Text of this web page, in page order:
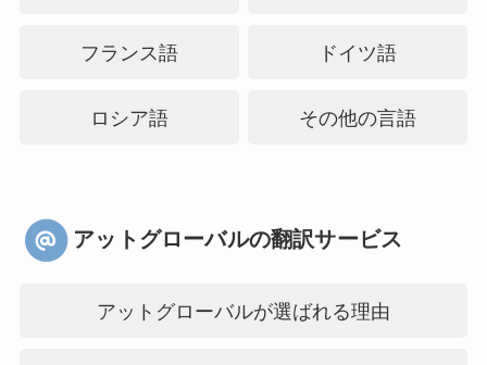
フランス語 ドイツ語
ロシア語 その他の言語
アットグローバルの翻訳サービス
アットグローバルが選ばれる理由